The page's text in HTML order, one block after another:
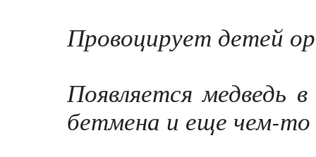
Провоцирует детей
Появляется медведь
бетмена и еще чем-то